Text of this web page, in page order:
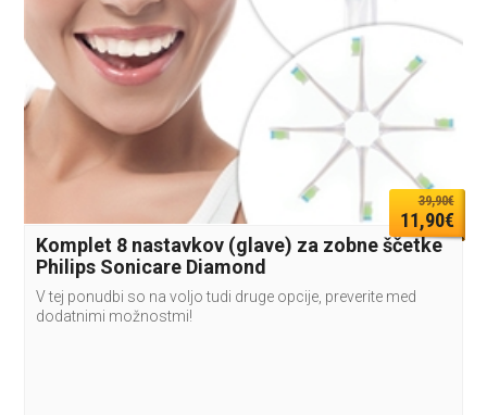
39,90€
11,90€
Komplet 8 nastavkov (glave) za zobne ščetke
Philips Sonicare Diamond
V tej ponudbi so na voljo tudi druge opcije, preverite med
dodatnimi možnostmi!